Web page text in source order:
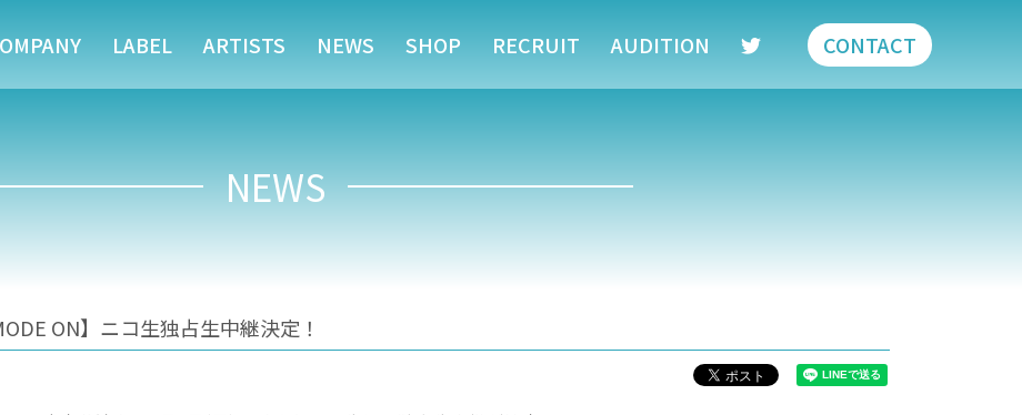
LABEL ARTISTS NEWS SHOP RECRUIT AUDITION CONTACT
NEWS
ON】ニコ生独占生中継決定！